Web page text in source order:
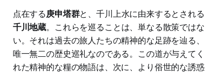
点在する庚申塔群と、千川上水に由来するとされる
千川地蔵。これらを巡ることは、単なる散策ではな
い。それは過去の旅人たちの精神的な足跡を辿る、
唯一無二の歴史巡礼なのである。この道が与えてく
れた精神的な糧の物語は、次に、より俗世的な誘惑